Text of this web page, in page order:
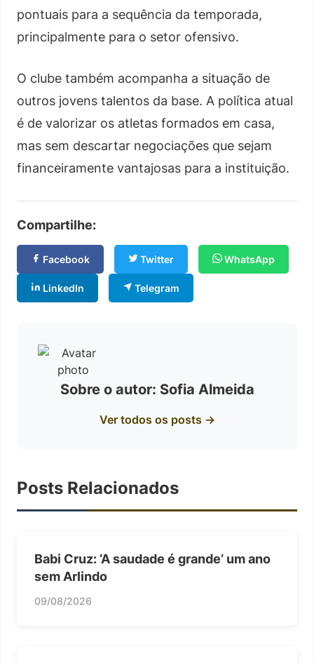
pontuais para a sequência da temporada,
principalmente para o setor ofensivo.
O clube também acompanha a situação de
outros jovens talentos da base. A política atual
é de valorizar os atletas formados em casa,
mas sem descartar negociações que sejam
financeiramente vantajosas para a instituição.
Compartilhe:
Facebook Twitter WhatsApp
LinkedIn Telegram
Sobre o autor: Sofia Almeida
Ver todos os posts →
Posts Relacionados
Babi Cruz: ‘A saudade é grande’ um ano
sem Arlindo
09/08/2026